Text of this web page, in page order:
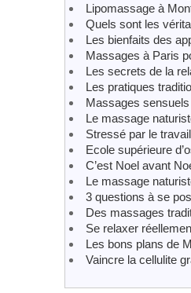
Lipomassage à
Quels sont les
Les bienfaits des
Massages à Paris
Les secrets de la
Les pratiques
Massages
Le massage
Stressé par le
Ecole supérieure
C’est Noel avant
Le massage
3 questions à se
Des massages
Se relaxer
Les bons plans de
Vaincre la cellulite